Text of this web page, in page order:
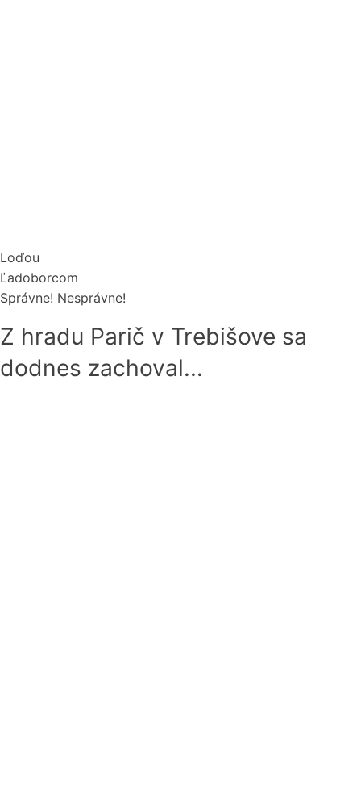
Loďou
Ľadoborcom
Správne! Nesprávne!
Z hradu Parič v Trebišove sa
dodnes zachoval...